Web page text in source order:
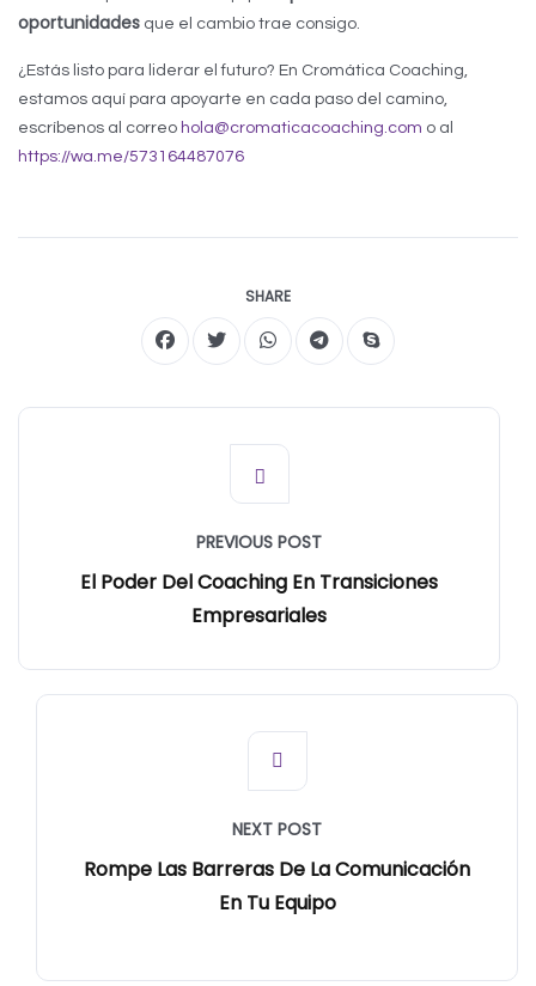
oportunidades que el cambio trae consigo.
¿Estás listo para liderar el futuro? En Cromática Coaching,
estamos aquí para apoyarte en cada paso del camino,
escríbenos al correo hola@cromaticacoaching.com o al
https://wa.me/573164487076
SHARE
PREVIOUS POST
El Poder Del Coaching En Transiciones
Empresariales
NEXT POST
Rompe Las Barreras De La Comunicación
En Tu Equipo